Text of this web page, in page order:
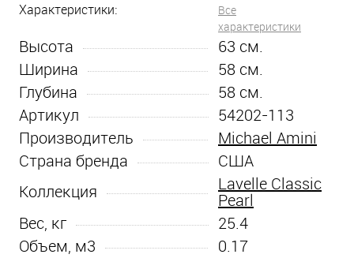
Характеристики:
Все
характеристики
Высота 63 см.
Ширина
58 см.
Глубина
58 см.
Артикул
54202-113
Производитель
Michael Amini
Страна бренда
США
Коллекция
Lavelle Classic
Pearl
Вес, кг
25.4
Объем, м3
0.17